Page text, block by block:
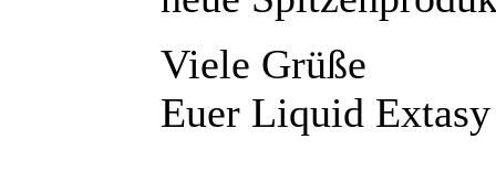
Viele Grüße
Euer Liquid Extasy